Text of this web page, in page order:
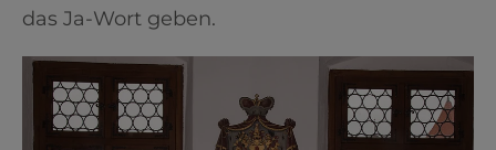
das Ja-Wort geben.